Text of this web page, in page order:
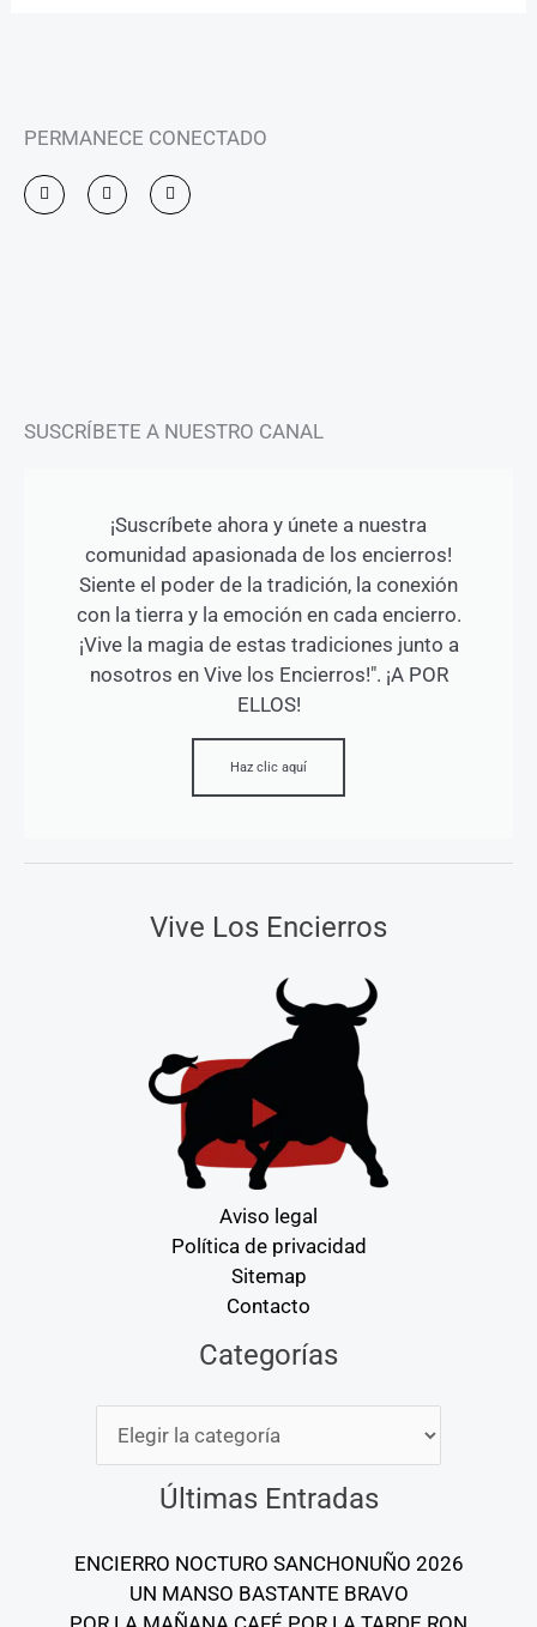
PERMANECE CONECTADO
I
n
s
F
a
c
Y
o
u
SUSCRÍBETE A NUESTRO CANAL
¡Suscríbete ahora y únete a nuestra
comunidad apasionada de los encierros!
Siente el poder de la tradición, la conexión
con la tierra y la emoción en cada encierro.
¡Vive la magia de estas tradiciones junto a
nosotros en Vive los Encierros!". ¡A POR
ELLOS!
Haz clic aquí
Vive Los Encierros
Aviso legal
Política de privacidad
Sitemap
Contacto
Categorías
Últimas Entradas
ENCIERRO NOCTURO SANCHONUÑO 2026
UN MANSO BASTANTE BRAVO